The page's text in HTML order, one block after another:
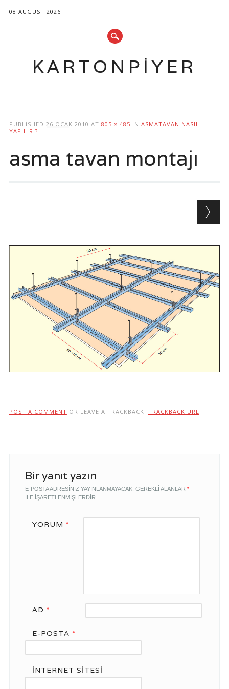
08 AUGUST 2026
KARTONPIYER
content
PUBLISHED 26 OCAK 2010 AT 805 × 485 IN ASMATAVAN NASIL
YAPILIR ?
asma tavan montajı
POST A COMMENT OR LEAVE A TRACKBACK: TRACKBACK URL.
Bir yanıt yazın
E-POSTA ADRESINIZ YAYINLANMAYACAK. GEREKLI ALANLAR *
ILE IŞARETLENMIŞLERDIR
YORUM *
AD *
E-POSTA *
İNTERNET SITESI